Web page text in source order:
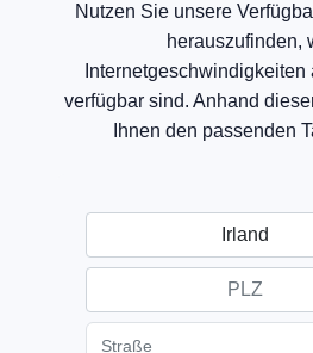
Nutzen Sie unsere
herauszufinden,
Internetgeschwindigkeiten
verfügbar sind. Anhand
Ihnen den passenden
Irland
PLZ